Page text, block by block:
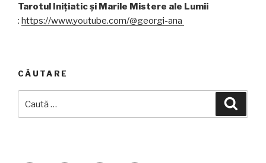
Tarotul Inițiatic și Marile Mistere ale Lumii
: https://www.youtube.com/@georgi-ana
CĂUTARE
după: